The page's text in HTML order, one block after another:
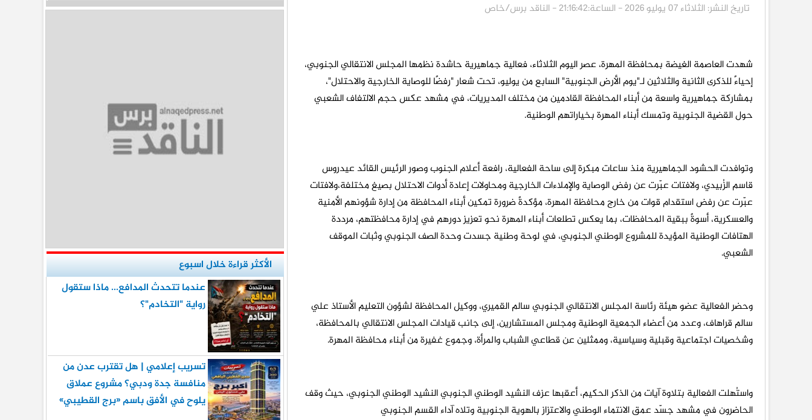
الأكثر قراءة خلال اسبوع
عندما تتحدث المدافع... ماذا ستقول
رواية "التخادم"؟
تسريب إعلامي | هل تقترب عدن من
منافسة جدة ودبي؟ مشروع عملاق
يلوح في الأفق باسم «برج القطيبي»
تاريخ النشر: الثلاثاء 07 يوليو 2026 - الساعة:21:16:42 - الناقد برس/خاص
شهدت العاصمة الغيضة بمحافظة المهرة، عصر اليوم الثلاثاء، فعالية جماهيرية حاشدة نظمها المجلس الانتقالي الجنوبي،
إحياءً للذكرى الثانية والثلاثين لـ"يوم الأرض الجنوبية" السابع من يوليو، تحت شعار "رفضًا للوصاية الخارجية والاحتلال"،
بمشاركة جماهيرية واسعة من أبناء المحافظة القادمين من مختلف المديريات، في مشهد عكس حجم الالتفاف الشعبي
حول القضية الجنوبية وتمسك أبناء المهرة بخياراتهم الوطنية.
وتوافدت الحشود الجماهيرية منذ ساعات مبكرة إلى ساحة الفعالية، رافعة أعلام الجنوب وصور الرئيس القائد عيدروس
قاسم الزُبيدي، ولافتات عبّرت عن رفض الوصاية والإملاءات الخارجية ومحاولات إعادة أدوات الاحتلال بصيغ مختلفة،ولافتات
عبّرت عن رفض استقدام قوات من خارج محافظة المهرة، مؤكدةً ضرورة تمكين أبناء المحافظة من إدارة شؤونهم الأمنية
والعسكرية، أسوةً ببقية المحافظات، بما يعكس تطلعات أبناء المهرة نحو تعزيز دورهم في إدارة محافظتهم، مرددة
الهتافات الوطنية المؤيدة للمشروع الوطني الجنوبي، في لوحة وطنية جسدت وحدة الصف الجنوبي وثبات الموقف
الشعبي.
وحضر الفعالية عضو هيئة رئاسة المجلس الانتقالي الجنوبي سالم القميري، ووكيل المحافظة لشؤون التعليم الأستاذ علي
سالم قراهاف، وعدد من أعضاء الجمعية الوطنية ومجلس المستشارين، إلى جانب قيادات المجلس الانتقالي بالمحافظة،
وشخصيات اجتماعية وقبلية وسياسية، وممثلين عن قطاعي الشباب والمرأة، وجموع غفيرة من أبناء محافظة المهرة.
واستُهلت الفعالية بتلاوة آيات من الذكر الحكيم، أعقبها عزف النشيد الوطني الجنوبي النشيد الوطني الجنوبي، حيث وقف
الحاضرون في مشهد جسّد عمق الانتماء الوطني والاعتزاز بالهوية الجنوبية وتلاه آداء القسم الجنوبي